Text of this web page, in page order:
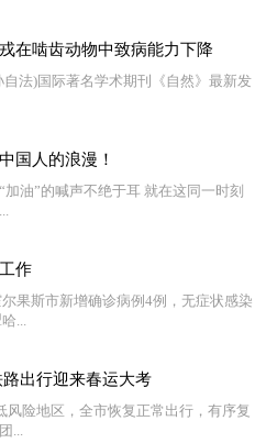
在啮齿动物中致病能力下降
法)国际著名学术期刊《自然》最新发
国人的浪漫！
油”的喊声不绝于耳 就在这同一时刻
作
斯市新增确诊病例4例，无症状感染
...
出行迎来春运大考
险地区，全市恢复正常出行，有序复
...